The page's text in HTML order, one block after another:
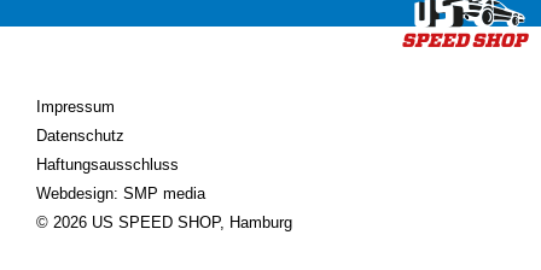
Impressum
Datenschutz
Haftungsausschluss
Webdesign: SMP media
© 2026 US SPEED SHOP, Hamburg